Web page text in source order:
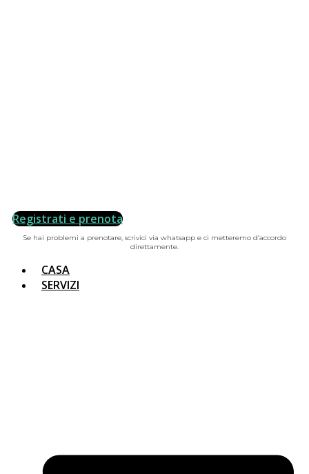
Registrati e prenota
Se hai problemi a prenotare, scrivici via whatsapp e ci metteremo d’accordo
direttamente.
CASA
SERVIZI